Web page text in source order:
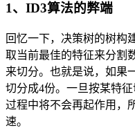
1、ID3算法的弊端
回忆一下，决策树的树构
取当前最佳的特征来分割
来切分。也就是说，如果
切分成4份。一旦按某特
过程中将不会再起作用，
速。